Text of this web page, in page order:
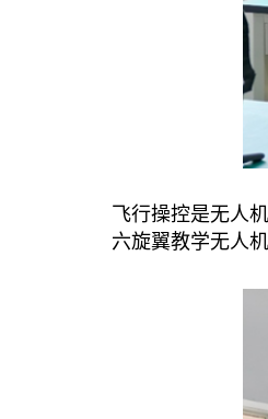
飞行操控是无人
六旋翼教学无人